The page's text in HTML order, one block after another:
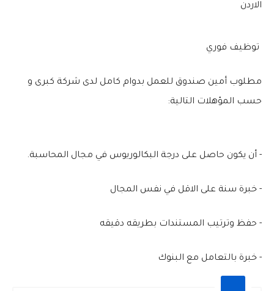
الاردن
توظيف فوري
مطلوب أمين صندوق للعمل بدوام كامل لدى شركة كبرى و
حسب المؤهلات التالية:
- أن يكون حاصل على درجة البكالوريوس في مجال المحاسبة.
- خبرة سنة على الاقل في نفس المجال
- حفظ وترتيب المستندات بطريقه دقيقه
- خبرة بالتعامل مع البنوك